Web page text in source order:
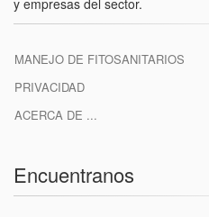
y empresas del sector.
MANEJO DE FITOSANITARIOS
PRIVACIDAD
ACERCA DE ...
Encuentranos